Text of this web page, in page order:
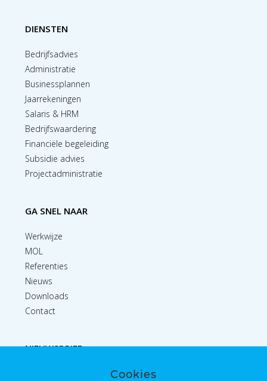
DIENSTEN
Bedrijfsadvies
Administratie
Businessplannen
Jaarrekeningen
Salaris & HRM
Bedrijfswaardering
Financiële begeleiding
Subsidie advies
Projectadministratie
GA SNEL NAAR
Werkwijze
MOL
Referenties
Nieuws
Downloads
Contact
NIEUWSBRIEF
Cookies